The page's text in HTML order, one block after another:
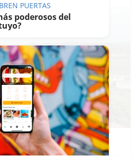
PUERTAS
poderosos del